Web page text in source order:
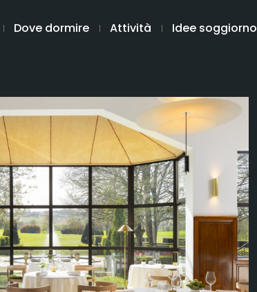
Dove dormire Attività Idee soggiorno